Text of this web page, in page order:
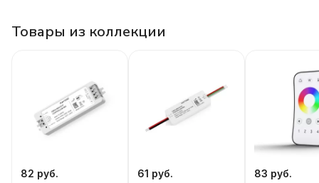
Товары из коллекции
82 руб. 61 руб. 83 руб.